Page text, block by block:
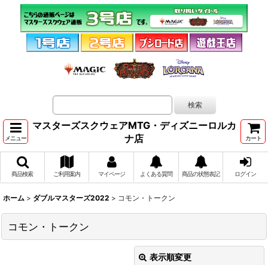
メニュー
マスターズスクウェアMTG・ディズニーロルカ
ナ店
カート
商品検索 ご利用案内 マイページ よくある質問 商品の状態表記 ログイン
ホーム > ダブルマスターズ2022 > コモン・トークン
コモン・トークン
表示順変更